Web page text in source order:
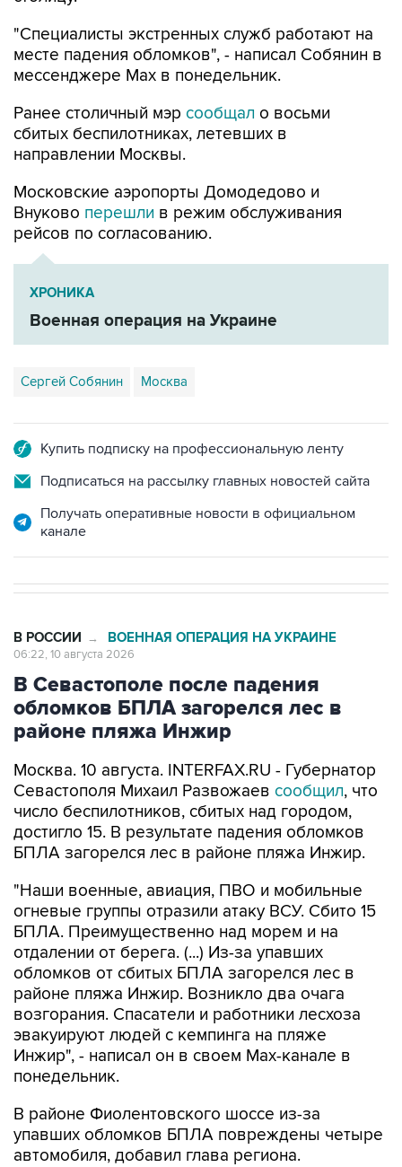
"Специалисты экстренных служб работают на
месте падения обломков", - написал Собянин в
мессенджере Max в понедельник.
Ранее столичный мэр сообщал о восьми
сбитых беспилотниках, летевших в
направлении Москвы.
Московские аэропорты Домодедово и
Внуково перешли в режим обслуживания
рейсов по согласованию.
ХРОНИКА
Военная операция на Украине
Сергей Собянин Москва
Купить подписку на профессиональную ленту
Подписаться на рассылку главных новостей сайта
Получать оперативные новости в официальном
канале
В РОССИИ → ВОЕННАЯ ОПЕРАЦИЯ НА УКРАИНЕ
06:22, 10 августа 2026
В Севастополе после падения
обломков БПЛА загорелся лес в
районе пляжа Инжир
Москва. 10 августа. INTERFAX.RU - Губернатор
Севастополя Михаил Развожаев сообщил, что
число беспилотников, сбитых над городом,
достигло 15. В результате падения обломков
БПЛА загорелся лес в районе пляжа Инжир.
"Наши военные, авиация, ПВО и мобильные
огневые группы отразили атаку ВСУ. Сбито 15
БПЛА. Преимущественно над морем и на
отдалении от берега. (...) Из-за упавших
обломков от сбитых БПЛА загорелся лес в
районе пляжа Инжир. Возникло два очага
возгорания. Спасатели и работники лесхоза
эвакуируют людей с кемпинга на пляже
Инжир", - написал он в своем Мах-канале в
понедельник.
В районе Фиолентовского шоссе из-за
упавших обломков БПЛА повреждены четыре
автомобиля, добавил глава региона.